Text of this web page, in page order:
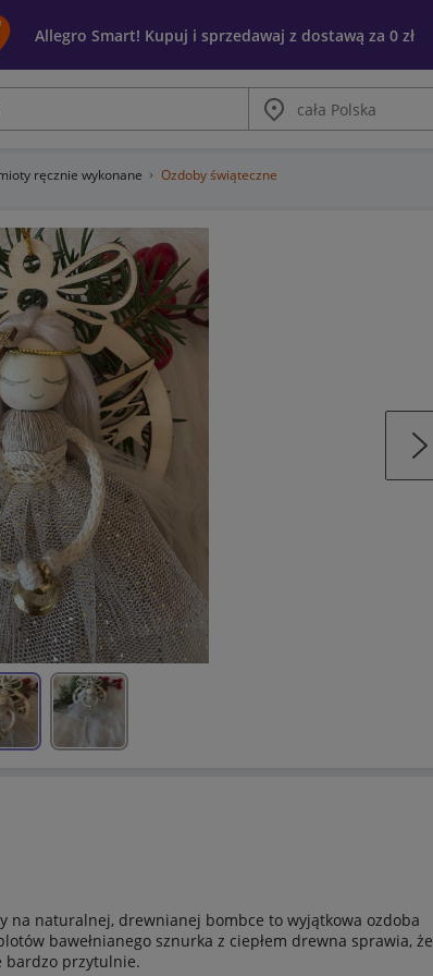
Allegro Smart! Kupuj i sprzedawaj z dostawą za 0 zł
Miasto
na naturalnej, drewnianej bombce to wyjątkowa ozdoba
bawełnianego sznurka z ciepłem drewna sprawia, że
bardzo przytulnie.
ręcznie wykonane Ozdoby świąteczne